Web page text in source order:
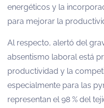
energéticos y la
para mejorar la
Al respecto, alertó del
absentismo laboral está
productividad y la
especialmente para las
representan el 98 % del